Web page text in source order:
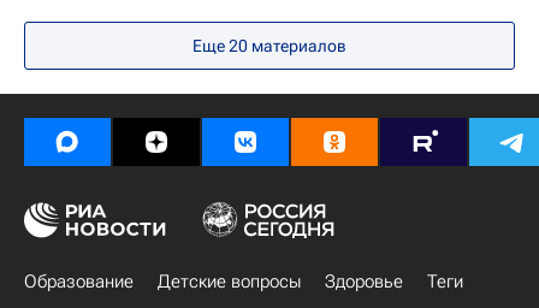
Татьяна Москалькова
Детские вопросы
Еще 20 материалов
Образование Детские вопросы Здоровье
Теги